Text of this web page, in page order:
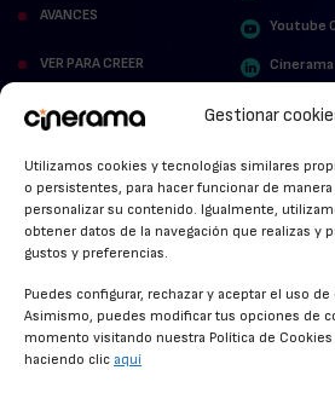
Gestionar
Utilizamos cookies y tecnologías similares
o persistentes, para hacer funcionar de
personalizar su contenido. Igualmente,
obtener datos de la navegación que realizas y
gustos y preferencias.
Puedes configurar, rechazar y aceptar el uso
Asimismo, puedes modificar tus opciones de
momento visitando nuestra Política de
haciendo clic aquí
AVANCES
VER PARA CREER
MIRA QUIÉN HABLA
STREAMING NEWS
ALFOMBRA ROJA
ANUNCIOS DE CINE
Youtube